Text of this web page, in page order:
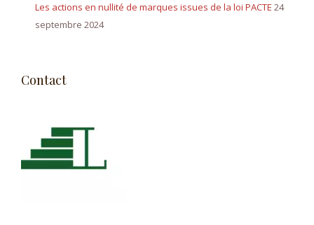
Les actions en nullité de marques issues de la loi PACTE 24
septembre 2024
Contact